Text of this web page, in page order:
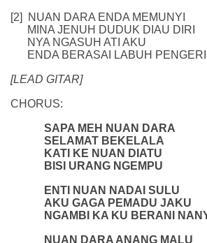
[2] NUAN DARA ENDA MEMUNYI
MINA JENUH DUDUK DIAU DIRI
NYA NGASUH ATI AKU
ENDA BERASAI LABUH
[LEAD GITAR]
CHORUS:
SAPA MEH NUAN DARA
SELAMAT BEKELALA
KATI KE NUAN DIATU
BISI URANG NGEMPU
ENTI NUAN NADAI SULU
AKU GAGA PEMADU JAKU
NGAMBI KA KU BERANI
NUAN DARA ANANG MALU